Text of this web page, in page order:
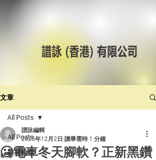
文章
All Posts
美林輪呔
All Posts
🥶電車冬天腳軟？正新黑鑽
譜詠編輯
2025年12月2日 讀畢需時 1 分鐘